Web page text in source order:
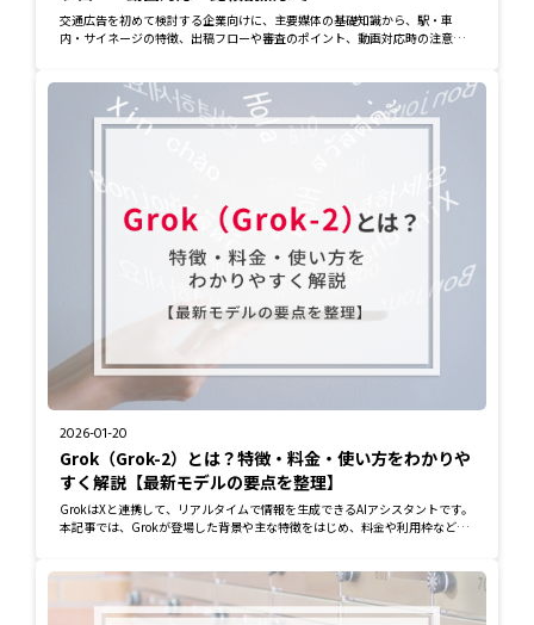
交通広告を初めて検討する企業向けに、主要媒体の基礎知識から、駅・車
内・サイネージの特徴、出稿フローや審査のポイント、動画対応時の注意点
2026-01-20
Grok（Grok-2）とは？特徴・料金・使い方をわかりや
すく解説【最新モデルの要点を整理】
GrokはXと連携して、リアルタイムで情報を生成できるAIアシスタントです。
本記事では、Grokが登場した背景や主な特徴をはじめ、料金や利用枠などを